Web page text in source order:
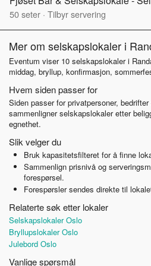
50seter · Tilbyr servering
Mer om selskapslokaler i
Eventum viser 10 selskapslokaler i
middag, bryllup, konfirmasjon,
Hvem siden passer for
Siden passer for privatpersoner,
sammenligner selskapslokaler etter
egnethet.
Slik velger du
Bruk kapasitetsfilteret for å finne
Sammenlign prisnivå og
forespørsel.
Forespørsler sendes direkte til
Relaterte søk etter lokaler
Selskapslokaler Oslo
Bryllupslokaler Oslo
Julebord Oslo
Vanlige spørsmål